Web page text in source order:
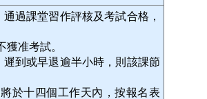
過課堂習作評核及考試合格，
准考試。
到或早退逾半小時，則該課節
於十四個工作天內，按報名表